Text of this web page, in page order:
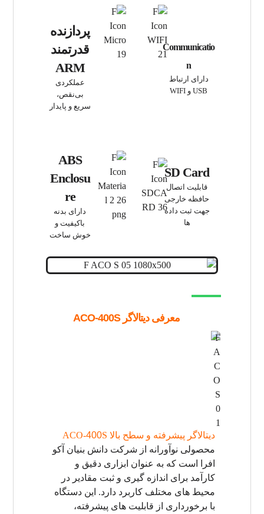
Communicatio
n
دارای ارتباط
USB و WIFI
SD Card
قابلیت اتصال
حافظه خارجی
جهت ثبت داده
ها
پردازنده
قدرتمند
ARM
عملکردی
بی‌نقص،
سریع و پایدار
ABS
Enclosu
re
دارای بدنه
باکیفیت و
خوش ساخت
معرفی دیتالاگرACO-400S
دیتالاگر پیشرفته و سطح بالا ACO- 400S
محصولی نوآورانه از شرکت دانش بنیان آکو
افرا است که به عنوان ابزاری دقیق و
کارآمد برای اندازه گیری و ثبت مقادیر در
محیط های مختلف کاربرد دارد. این دستگاه
با برخورداری از قابلیت های پیشرفته،